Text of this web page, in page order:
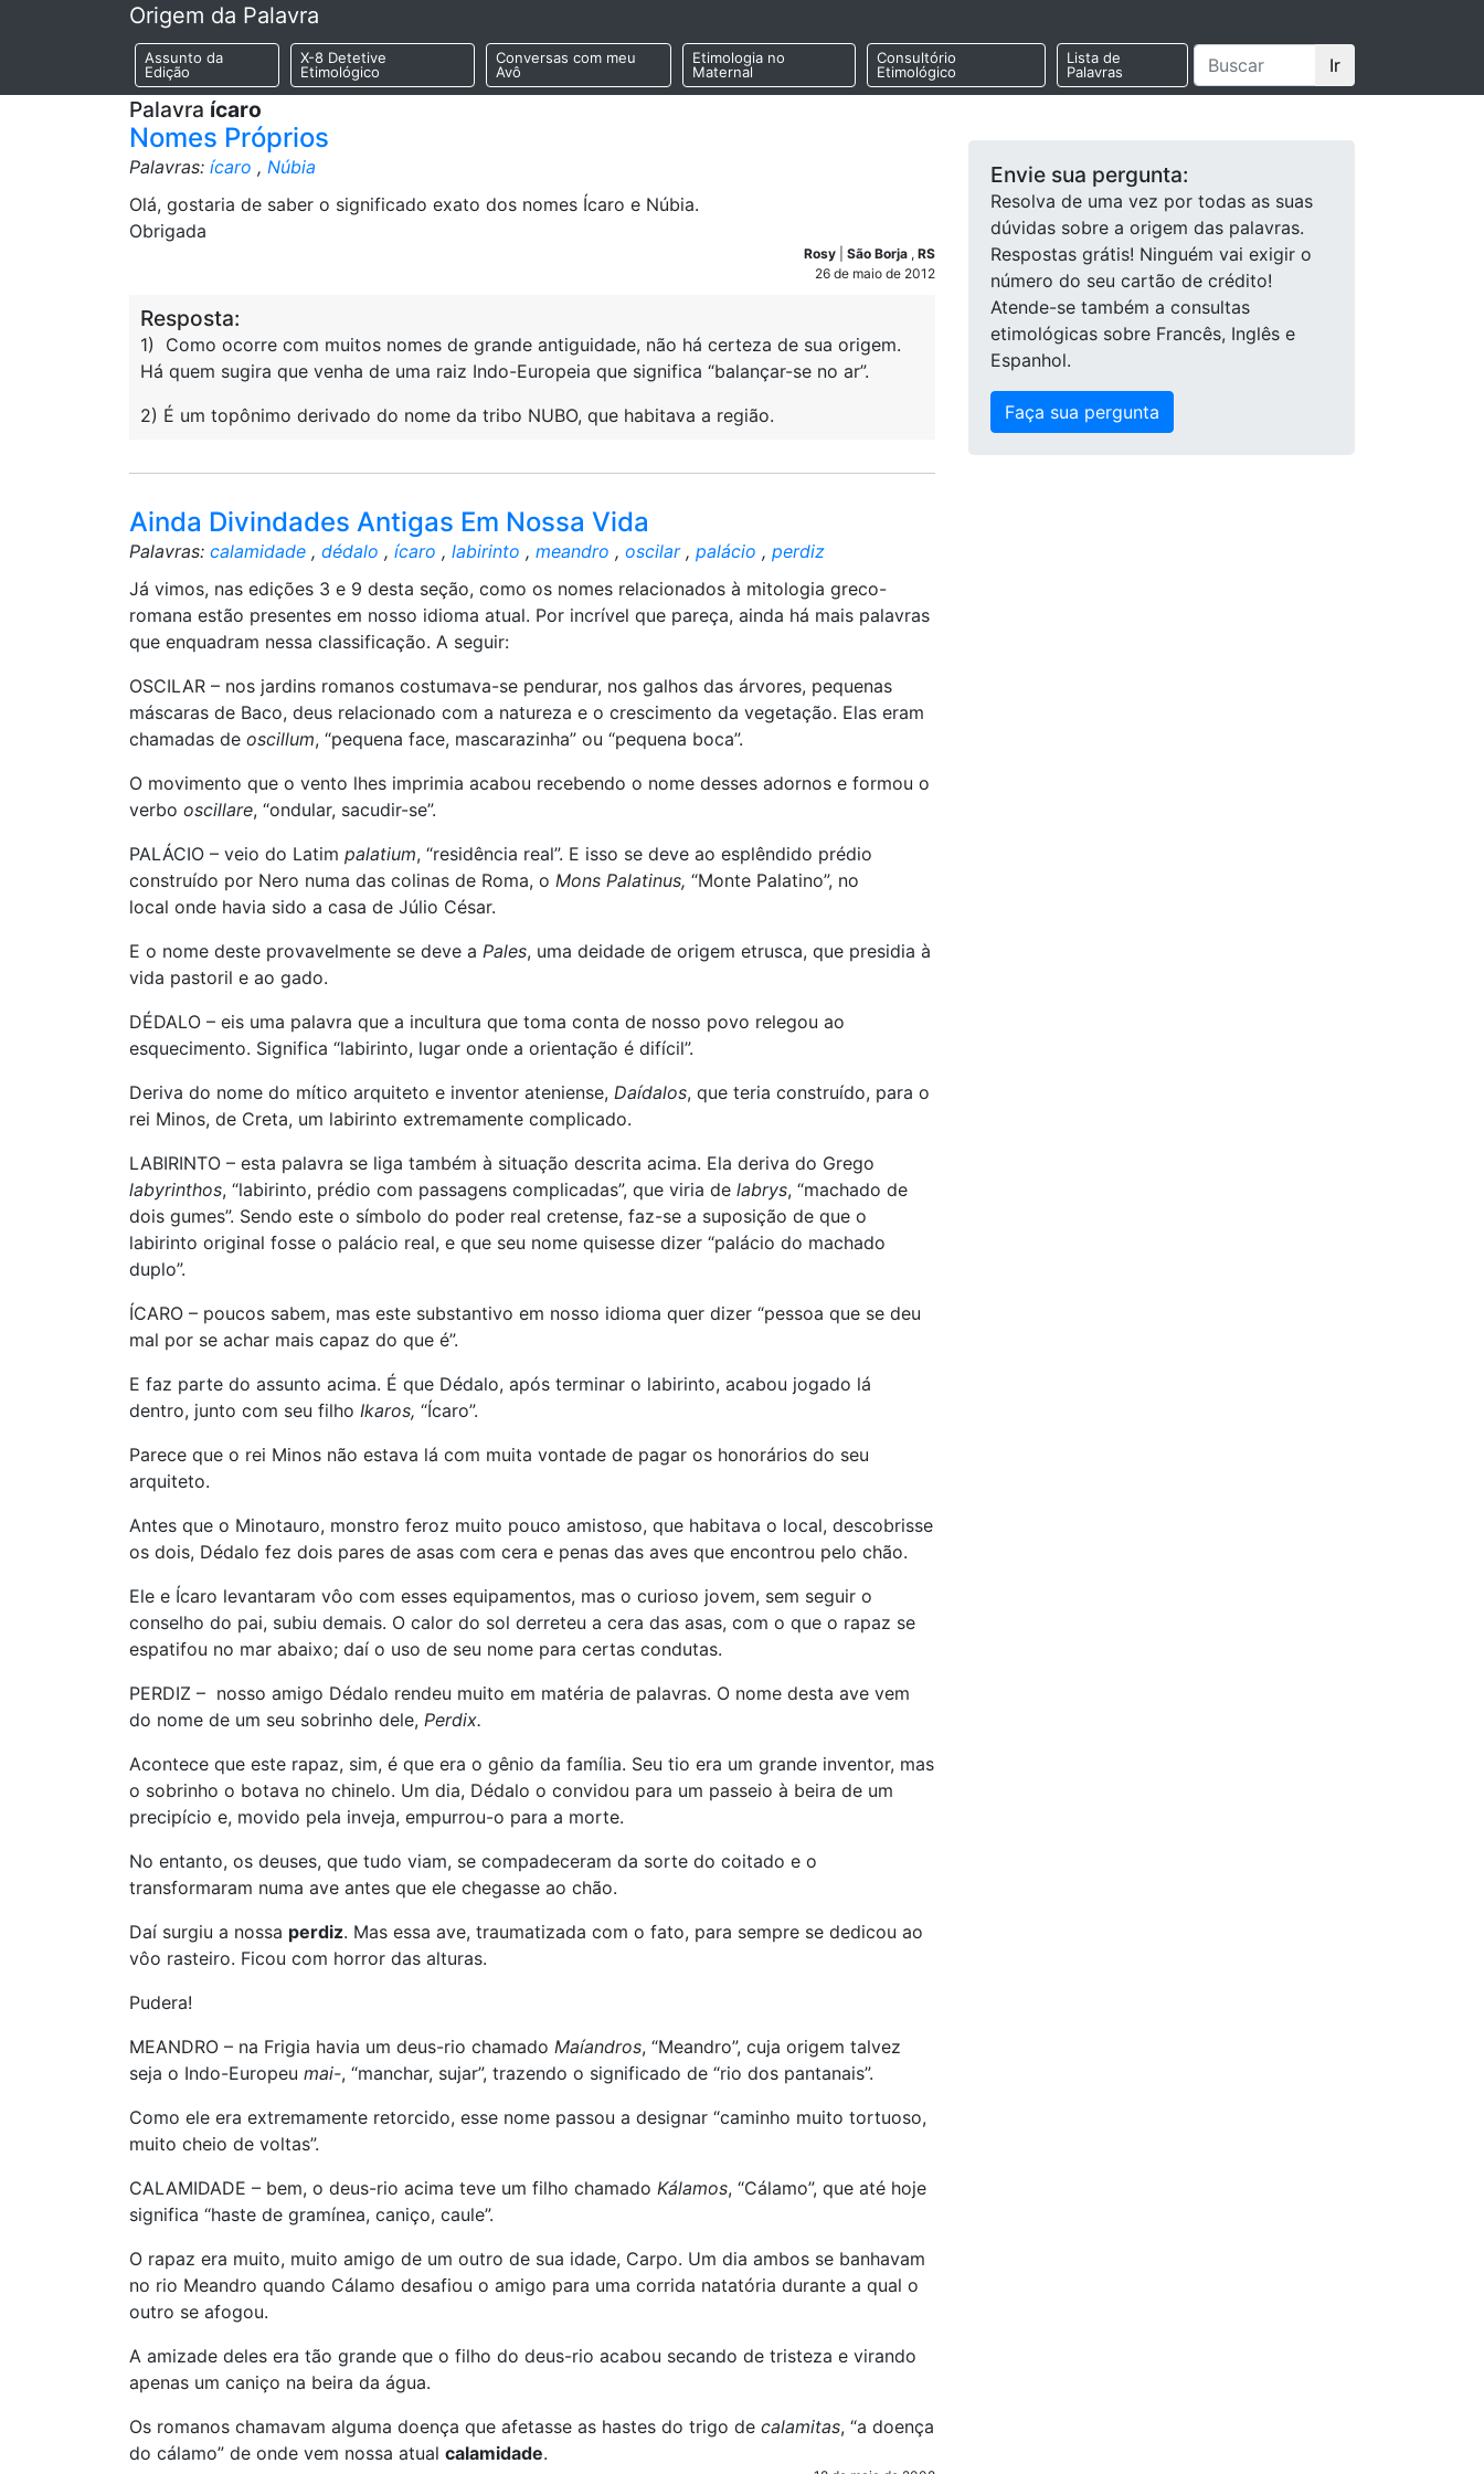
Origem da Palavra
Assunto da
Edição
X-8 Detetive
Etimológico
Conversas com meu
Avô
Etimologia no
Maternal
Consultório
Etimológico
Lista de
Palavras
Ir
Palavra ícaro
Nomes Próprios
Palavras: ícaro , Núbia
Olá, gostaria de saber o significado exato dos nomes Ícaro e Núbia.
Obrigada
Rosy São Borja , RS
26 de maio de 2012
Resposta:
1) Como ocorre com muitos nomes de grande antiguidade, não há certeza de sua origem.
Há quem sugira que venha de uma raiz Indo-Europeia que significa “balançar-se no ar”.
2) É um topônimo derivado do nome da tribo NUBO, que habitava a região.
Ainda Divindades Antigas Em Nossa Vida
Palavras: calamidade , dédalo , ícaro , labirinto , meandro , oscilar, palácio , perdiz
Já vimos, nas edições 3 e 9 desta seção, como os nomes relacionados à mitologia greco-
romana estão presentes em nosso idioma atual. Por incrível que pareça, ainda há mais palavras
que enquadram nessa classificação. A seguir:
OSCILAR – nos jardins romanos costumava-se pendurar, nos galhos das árvores, pequenas
máscaras de Baco, deus relacionado com a natureza e o crescimento da vegetação. Elas eram
chamadas de oscillum, “pequena face, mascarazinha” ou “pequena boca”.
O movimento que o vento lhes imprimia acabou recebendo o nome desses adornos e formou o
verbo oscillare, “ondular, sacudir-se”.
PALÁCIO – veio do Latim palatium, “residência real”. E isso se deve ao esplêndido prédio
construído por Nero numa das colinas de Roma, o Mons Palatinus, “Monte Palatino”, no
local onde havia sido a casa de Júlio César.
E o nome deste provavelmente se deve a Pales, uma deidade de origem etrusca, que presidia à
vida pastoril e ao gado.
DÉDALO – eis uma palavra que a incultura que toma conta de nosso povo relegou ao
esquecimento. Significa “labirinto, lugar onde a orientação é difícil”.
Deriva do nome do mítico arquiteto e inventor ateniense, Daídalos, que teria construído, para o
rei Minos, de Creta, um labirinto extremamente complicado.
LABIRINTO – esta palavra se liga também à situação descrita acima. Ela deriva do Grego
labyrinthos, “labirinto, prédio com passagens complicadas”, que viria de labrys, “machado de
dois gumes”. Sendo este o símbolo do poder real cretense, faz-se a suposição de que o
labirinto original fosse o palácio real, e que seu nome quisesse dizer “palácio do machado
duplo”.
ÍCARO – poucos sabem, mas este substantivo em nosso idioma quer dizer “pessoa que se deu
mal por se achar mais capaz do que é”.
E faz parte do assunto acima. É que Dédalo, após terminar o labirinto, acabou jogado lá
dentro, junto com seu filho Ikaros, “Ícaro”.
Parece que o rei Minos não estava lá com muita vontade de pagar os honorários do seu
arquiteto.
Antes que o Minotauro, monstro feroz muito pouco amistoso, que habitava o local, descobrisse
os dois, Dédalo fez dois pares de asas com cera e penas das aves que encontrou pelo chão.
Ele e Ícaro levantaram vôo com esses equipamentos, mas o curioso jovem, sem seguir o
conselho do pai, subiu demais. O calor do sol derreteu a cera das asas, com o que o rapaz se
espatifou no mar abaixo; daí o uso de seu nome para certas condutas.
PERDIZ – nosso amigo Dédalo rendeu muito em matéria de palavras. O nome desta ave vem
do nome de um seu sobrinho dele, Perdix.
Acontece que este rapaz, sim, é que era o gênio da família. Seu tio era um grande inventor, mas
o sobrinho o botava no chinelo. Um dia, Dédalo o convidou para um passeio à beira de um
precipício e, movido pela inveja, empurrou-o para a morte.
No entanto, os deuses, que tudo viam, se compadeceram da sorte do coitado e o
transformaram numa ave antes que ele chegasse ao chão.
Daí surgiu a nossa perdiz. Mas essa ave, traumatizada com o fato, para sempre se dedicou ao
vôo rasteiro. Ficou com horror das alturas.
Pudera!
MEANDRO – na Frigia havia um deus-rio chamado Maíandros, “Meandro”, cuja origem talvez
seja o Indo-Europeu mai-, “manchar, sujar”, trazendo o significado de “rio dos pantanais”.
Como ele era extremamente retorcido, esse nome passou a designar “caminho muito tortuoso,
muito cheio de voltas”.
CALAMIDADE – bem, o deus-rio acima teve um filho chamado Kálamos, “Cálamo”, que até hoje
significa “haste de gramínea, caniço, caule”.
O rapaz era muito, muito amigo de um outro de sua idade, Carpo. Um dia ambos se banhavam
no rio Meandro quando Cálamo desafiou o amigo para uma corrida natatória durante a qual o
outro se afogou.
A amizade deles era tão grande que o filho do deus-rio acabou secando de tristeza e virando
apenas um caniço na beira da água.
Os romanos chamavam alguma doença que afetasse as hastes do trigo de calamitas, “a doença
do cálamo” de onde vem nossa atual calamidade.
Envie sua pergunta:
Resolva de uma vez por todas as suas
dúvidas sobre a origem das palavras.
Respostas grátis! Ninguém vai exigir o
número do seu cartão de crédito!
Atende-se também a consultas
etimológicas sobre Francês, Inglês e
Espanhol.
Faça sua pergunta